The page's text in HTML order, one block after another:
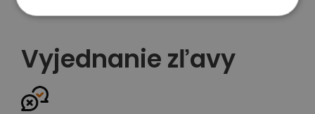
Vyjednanie zľavy